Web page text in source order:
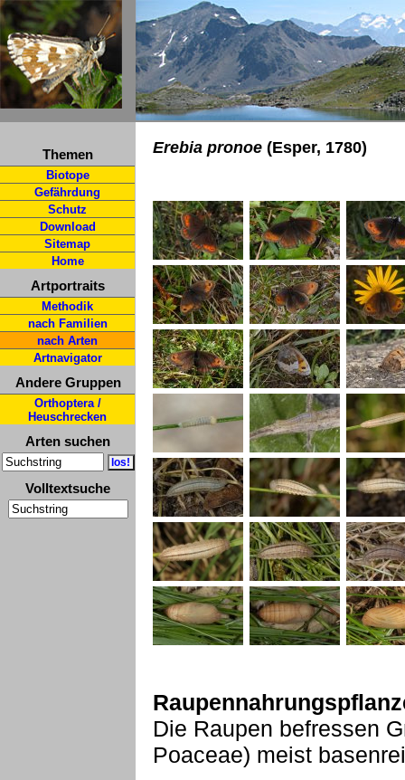
Themen
Biotope
Gefährdung
Schutz
Download
Sitemap
Home
Artportraits
Methodik
nach Familien
nach Arten
Artnavigator
Andere Gruppen
Orthoptera /
Heuschrecken
Arten suchen
Volltextsuche
Erebia pronoe (Esper, 1780)
Die Raupen befressen
Poaceae) meist